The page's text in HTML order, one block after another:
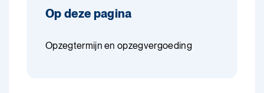
Op deze pagina
Opzegtermijn en opzegvergoeding